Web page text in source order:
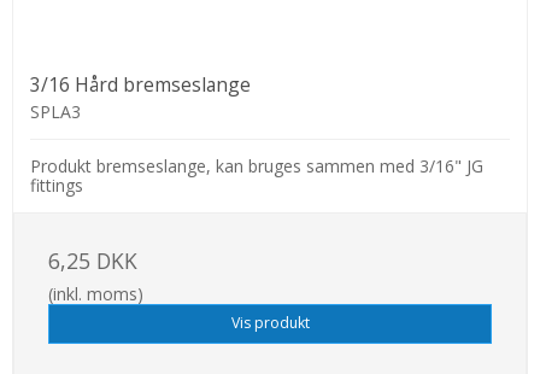
3/16 Hård bremseslange
SPLA3
Produkt bremseslange, kan bruges sammen med 3/16" JG
fittings
6,25 DKK
(inkl. moms)
Vis produkt